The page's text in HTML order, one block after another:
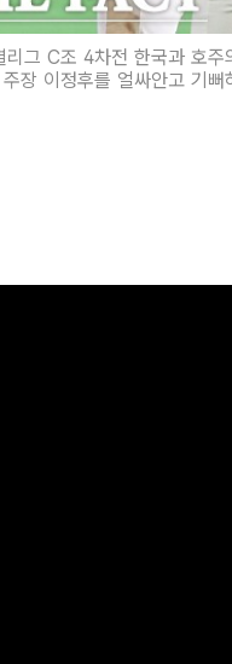
그 C조 4차전 한국과 호주
장 이정후를 얼싸안고 기뻐